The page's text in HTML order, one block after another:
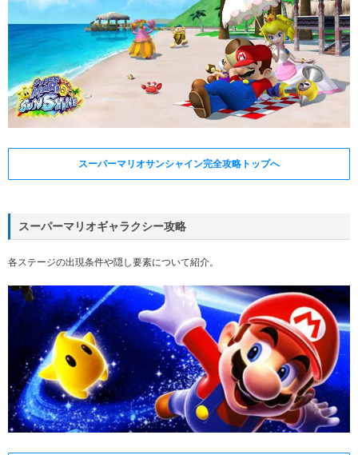
スーパーマリオサンシャイン完全攻略トップへ
スーパーマリオギャラクシー攻略
各ステージの出現条件や隠し要素について紹介。